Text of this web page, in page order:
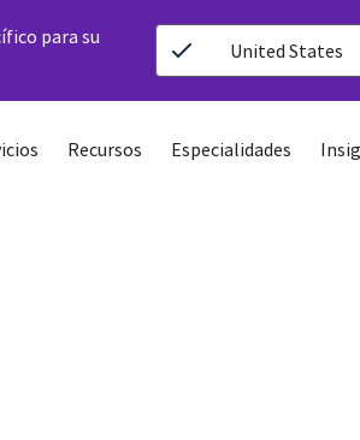
para su
United States
Recursos Especialidades